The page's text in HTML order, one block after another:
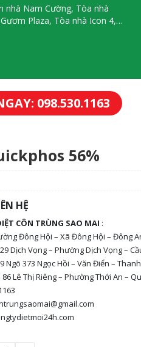
nhà Nam Cường, Tòa nhà
Plaza, Tòa nhà Icon 4,…
098.530.1163
56%
HỆ
CÔN TRÙNG SAO MAI :
Đông Hội – Xã Đông Hội – Đông
Dịch Vọng – Phường Dịch Vọng –
Ngõ 373 Ngọc Hồi – Văn Điển –
86 Lê Thị Riêng – Phường Thới An –